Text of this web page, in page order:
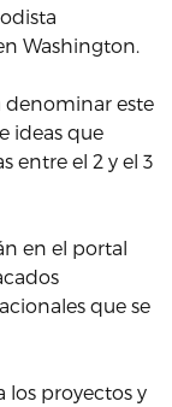
Washington.
denominar este
ideas que
entre el 2 y el 3
en el portal
que se
los proyectos y